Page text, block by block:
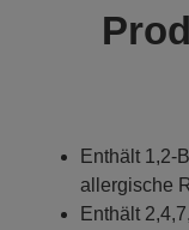
Enthält 1,2-
allergische
Enthält